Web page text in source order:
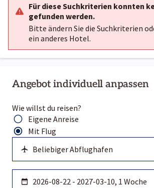
Angebot individuell anpassen
Wie willst du reisen?
Eigene Anreise
Mit Flug
Für diese Suchkriterien konnten
gefunden werden.
Bitte ändern Sie die Suchkriterien
ein anderes Hotel.